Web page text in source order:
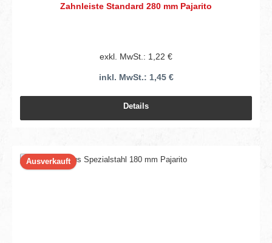
Zahnleiste Standard 280 mm Pajarito
exkl. MwSt.: 1,22 €
inkl. MwSt.: 1,45 €
Details
Ausverkauft